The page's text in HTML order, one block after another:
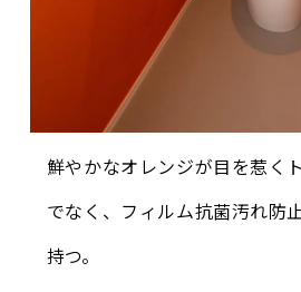
鮮やかなオレンジが目を惹く
でなく、フィルム抗菌汚れ防
持つ。